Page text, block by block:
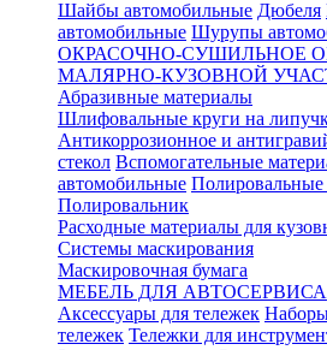
Шайбы автомобильные Дюбеля
автомобильные Шурупы
ОКРАСОЧНО-СУШИЛЬНОЕ
МАЛЯРНО-КУЗОВНОЙ
Абразивные материалы
Шлифовальные круги на
Антикоррозионное и
стекол Вспомогательные
автомобильные
Полировальник
Расходные материалы для
Системы маскирования
Маскировочная бумага
МЕБЕЛЬ ДЛЯ АВТОСЕРВИСА
Аксессуары для тележек
тележек Тележки для